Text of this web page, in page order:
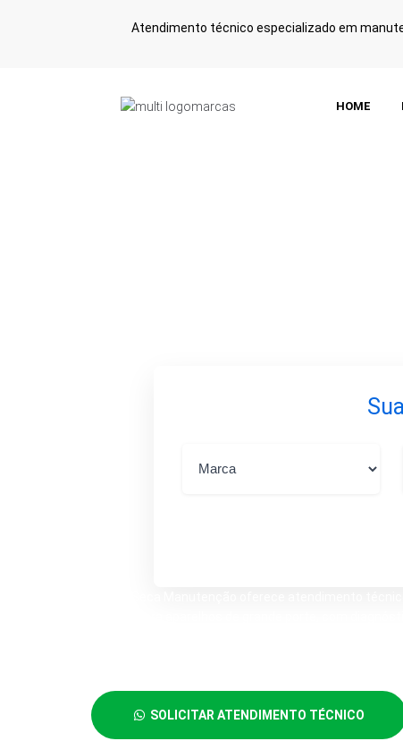
Atendimento técnico especializado em
HOME
SOLICITAR ATENDIMENTO TÉCNICO